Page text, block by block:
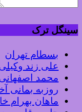
سینگل ترک
بسطام تهران
علی زند
محمد
روزبه بمانی
ماهان بهرام